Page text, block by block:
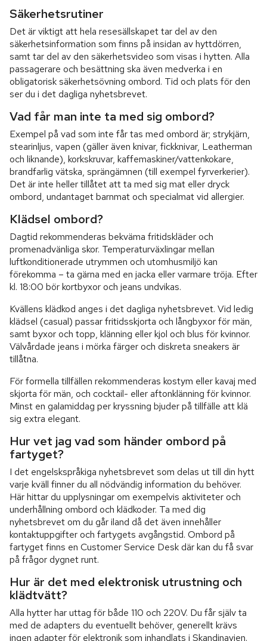
Säkerhetsrutiner
Det är viktigt att hela resesällskapet tar del av den
säkerhetsinformation som finns på insidan av hyttdörren,
samt tar del av den säkerhetsvideo som visas i hytten. Alla
passagerare och besättning ska även medverka i en
obligatorisk säkerhetsövning ombord. Tid och plats för den
ser du i det dagliga nyhetsbrevet.
Vad får man inte ta med sig ombord?
Exempel på vad som inte får tas med ombord är; strykjärn,
stearinljus, vapen (gäller även knivar, fickknivar, Leatherman
och liknande), korkskruvar, kaffemaskiner/vattenkokare,
brandfarlig vätska, sprängämnen (till exempel fyrverkerier).
Det är inte heller tillåtet att ta med sig mat eller dryck
ombord, undantaget barnmat och specialmat vid allergier.
Klädsel ombord?
Dagtid rekommenderas bekväma fritidskläder och
promenadvänliga skor. Temperaturväxlingar mellan
luftkonditionerade utrymmen och utomhusmiljö kan
förekomma – ta gärna med en jacka eller varmare tröja. Efter
kl. 18:00 bör kortbyxor och jeans undvikas.
Kvällens klädkod anges i det dagliga nyhetsbrevet. Vid ledig
klädsel (casual) passar fritidsskjorta och långbyxor för män,
samt byxor och topp, klänning eller kjol och blus för kvinnor.
Välvårdade jeans i mörka färger och diskreta sneakers är
tillåtna.
För formella tillfällen rekommenderas kostym eller kavaj med
skjorta för män, och cocktail- eller aftonklänning för kvinnor.
Minst en galamiddag per kryssning bjuder på tillfälle att klä
sig extra elegant.
Hur vet jag vad som händer ombord på
fartyget?
I det engelskspråkiga nyhetsbrevet som delas ut till din hytt
varje kväll finner du all nödvändig information du behöver.
Här hittar du upplysningar om exempelvis aktiviteter och
underhållning ombord och klädkoder. Ta med dig
nyhetsbrevet om du går iland då det även innehåller
kontaktuppgifter och fartygets avgångstid. Ombord på
fartyget finns en Customer Service Desk där kan du få svar
på frågor dygnet runt.
Hur är det med elektronisk utrustning och
klädtvätt?
Alla hytter har uttag för både 110 och 220V. Du får själv ta
med de adapters du eventuellt behöver, generellt krävs
ingen adapter för elektronik som inhandlats i Skandinavien.